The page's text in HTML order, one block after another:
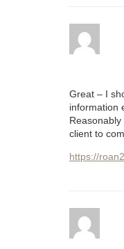
Great – I
information
client to
https://